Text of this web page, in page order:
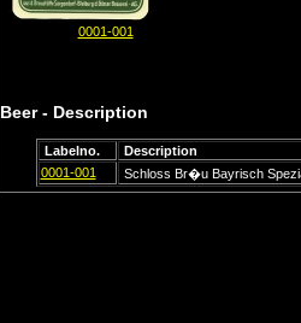
0001-001
Beer - Description
Labelno.
Description
0001-001
Schloss Br�u Bayrisch